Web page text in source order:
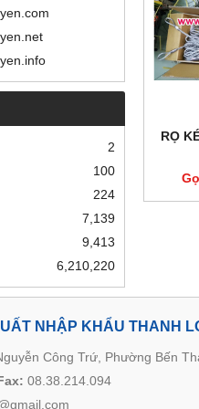
2
100
224
7,139
9,413
6,210,220
RỌ
NHẬP KHẨU THANH
Công Trứ, Phường Bến
08.38.214.094